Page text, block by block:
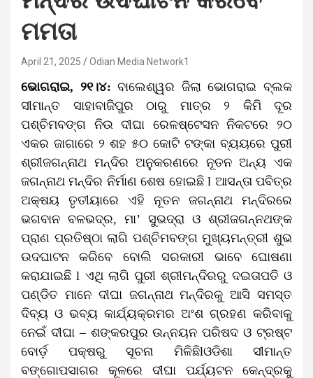
ମମତା
April 21, 2025 Odian Media Network1
ଭୋଗରାଇ, ୨୧।୪: ବାଲେଶ୍ୱର ଜିଲା ଭୋଗରାଇ ବ୍ଲକ
ସୀମାନ୍ତ ସାହାବାଜିପୁର ଠାରୁ ମାତ୍ର ୨ କିମି ଦୂର
ପଶ୍ଚିମବଙ୍ଗ ନିଉ ଦୀଘା ରେଳଷ୍ଟେସନ ନିକଟରେ ୨୦
ଏକର ଜାଗାରେ ୨ ଶହ ୫୦ କୋଟି ଟଙ୍କା ବ୍ୟୟରେ ପୁରୀ
ଶ୍ରୀଜଗନ୍ନାଥ ମନ୍ଦିର ଅନୁକରଣରେ ନୂତନ ଅନ୍ୟ ଏକ
ଜଗନ୍ନାଥ ମନ୍ଦିର ନିର୍ମାଣ ଶେଷ ହୋଇଛି l ଆସନ୍ତା ପବିତ୍ର
ଅକ୍ଷୟ ତୃତୀୟାରେ ଏହି ନୂତନ ଜଗନ୍ନାଥ ମନ୍ଦିରରେ
ଭଗବାନ ବଳଭଦ୍ର, ମା’ ସୁଭଦ୍ରା ଓ ଶ୍ରୀଜଗନ୍ନଥଙ୍କ
ପ୍ରାଣ ପ୍ରତିଷ୍ଠା ଲାଗି ପଶ୍ଚିମବଙ୍ଗ ମୁଖ୍ୟମନ୍ତ୍ରୀ ଶୁଭ
ଉଦଘାଟନ କରିବେ ବୋଲି ସରକାରୀ ଭାବେ ଘୋଷଣା
କରାଯାଇଛି l ଏଥି ଲାଗି ପୁରୀ ଶ୍ରୀମନ୍ଦିରରୁ ଦଇତାପତି ଓ
ପଣ୍ଡିତ ମାନେ ଦୀଘା ଜଗନ୍ନାଥ ମନ୍ଦିରକୁ ଆସି ସମସ୍ତ
ଦିବ୍ୟ ଓ ଭବ୍ୟ କାର୍ଯ୍ୟକ୍ରମର ଅଂଶ ଗ୍ରହଣ କରିବାକୁ
ନେଇଁ ଦୀଘା – ଶଙ୍କରପୁର ଉନ୍ନୟନ ପରିଷଦ ଓ ଟ୍ରଷ୍ଟ
ବୋର୍ଡ଼ ପକ୍ଷରୁ ସୂଚନା ମିଳିଛିlଓଡିଶା ସୀମାନ୍ତ
ବଙ୍ଗୋପସାଗର କୂଳରେ ଦୀଘା ପର୍ଯ୍ୟଟନ କେନ୍ଦ୍ରକୁ